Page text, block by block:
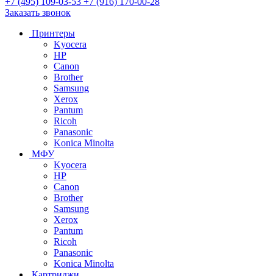
Заказать звонок
Принтеры
Kyocera
HP
Canon
Brother
Samsung
Xerox
Pantum
Ricoh
Panasonic
Konica Minolta
МФУ
Kyocera
HP
Canon
Brother
Samsung
Xerox
Pantum
Ricoh
Panasonic
Konica Minolta